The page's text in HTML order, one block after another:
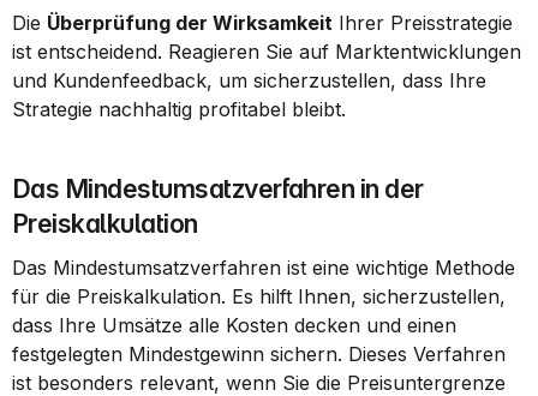
Die Überprüfung der Wirksamkeit Ihrer Preisstrategie
ist entscheidend. Reagieren Sie auf Marktentwicklungen
und Kundenfeedback, um sicherzustellen, dass Ihre
Strategie nachhaltig profitabel bleibt.
Das Mindestumsatzverfahren in der
Preiskalkulation
Das Mindestumsatzverfahren ist eine wichtige Methode
für die Preiskalkulation. Es hilft Ihnen, sicherzustellen,
dass Ihre Umsätze alle Kosten decken und einen
festgelegten Mindestgewinn sichern. Dieses Verfahren
ist besonders relevant, wenn Sie die Preisuntergrenze